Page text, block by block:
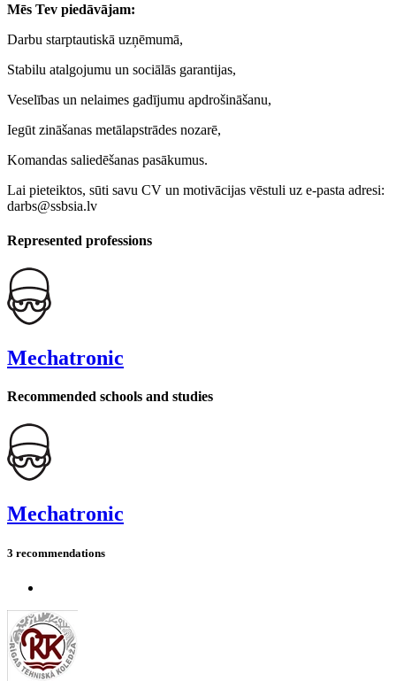
Mēs Tev piedāvājam:
Darbu starptautiskā uzņēmumā,
Stabilu atalgojumu un sociālās garantijas,
Veselības un nelaimes gadījumu apdrošināšanu,
Iegūt zināšanas metālapstrādes nozarē,
Komandas saliedēšanas pasākumus.
Lai pieteiktos, sūti savu CV un motivācijas vēstuli uz e-pasta adresi:
darbs@ssbsia.lv
Represented professions
Mechatronic
Recommended schools and studies
Mechatronic
3 recommendations